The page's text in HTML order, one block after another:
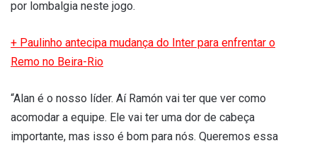
por lombalgia neste jogo.
+ Paulinho antecipa mudança do Inter para enfrentar o
Remo no Beira-Rio
“Alan é o nosso líder. Aí Ramón vai ter que ver como
acomodar a equipe. Ele vai ter uma dor de cabeça
importante, mas isso é bom para nós. Queremos essa